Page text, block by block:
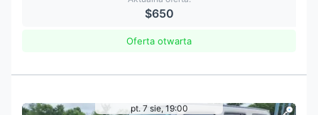
$650
Oferta otwarta
pt. 7 sie, 19:00